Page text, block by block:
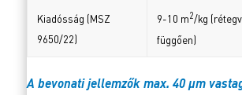
Kiadósság (MSZ
9650/22)
9-10 m2/kg
függően)
A bevonati jellemzők max. 40 µm